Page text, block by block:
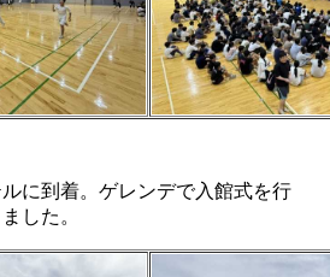
に到着。ゲレンデで入館式を行
した。